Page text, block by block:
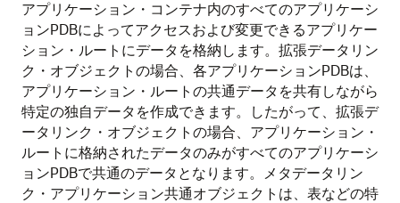
アプリケーション・コンテナ内のすべてのアプリケーシ
ョンPDBによってアクセスおよび変更できるアプリケー
ション・ルートにデータを格納します。拡張データリン
ク・オブジェクトの場合、各アプリケーションPDBは、
アプリケーション・ルートの共通データを共有しながら
特定の独自データを作成できます。したがって、拡張デ
ータリンク・オブジェクトの場合、アプリケーション・
ルートに格納されたデータのみがすべてのアプリケーシ
ョンPDBで共通のデータとなります。メタデータリン
ク・アプリケーション共通オブジェクトは、表などの特